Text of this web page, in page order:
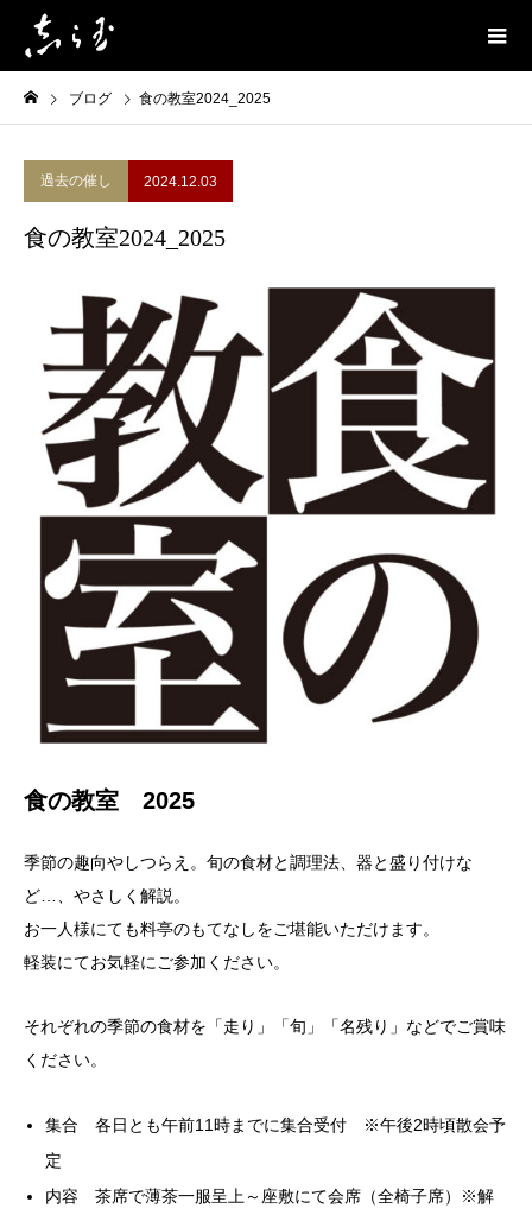
ブログ 食の教室2024_2025
過去の催し 2024.12.03
食の教室2024_2025
食の教室 2025
季節の趣向やしつらえ。旬の食材と調理法、器と盛り付けな
ど…、やさしく解説。
お一人様にても料亭のもてなしをご堪能いただけます。
軽装にてお気軽にご参加ください。
それぞれの季節の食材を「走り」「旬」「名残り」などでご賞味
ください。
集合 各日とも午前11時までに集合受付 ※午後2時頃散会予
定
内容 茶席で薄茶一服呈上～座敷にて会席（全椅子席）※解